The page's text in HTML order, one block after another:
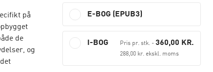
på
de
og
E-BOG (EPUB3)
I-BOG Pris pr. stk. -360,00 KR.
288,00 kr. ekskl. moms